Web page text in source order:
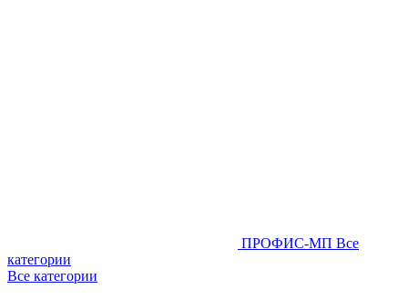
ПРОФИС-МП Все
категории
Все категории